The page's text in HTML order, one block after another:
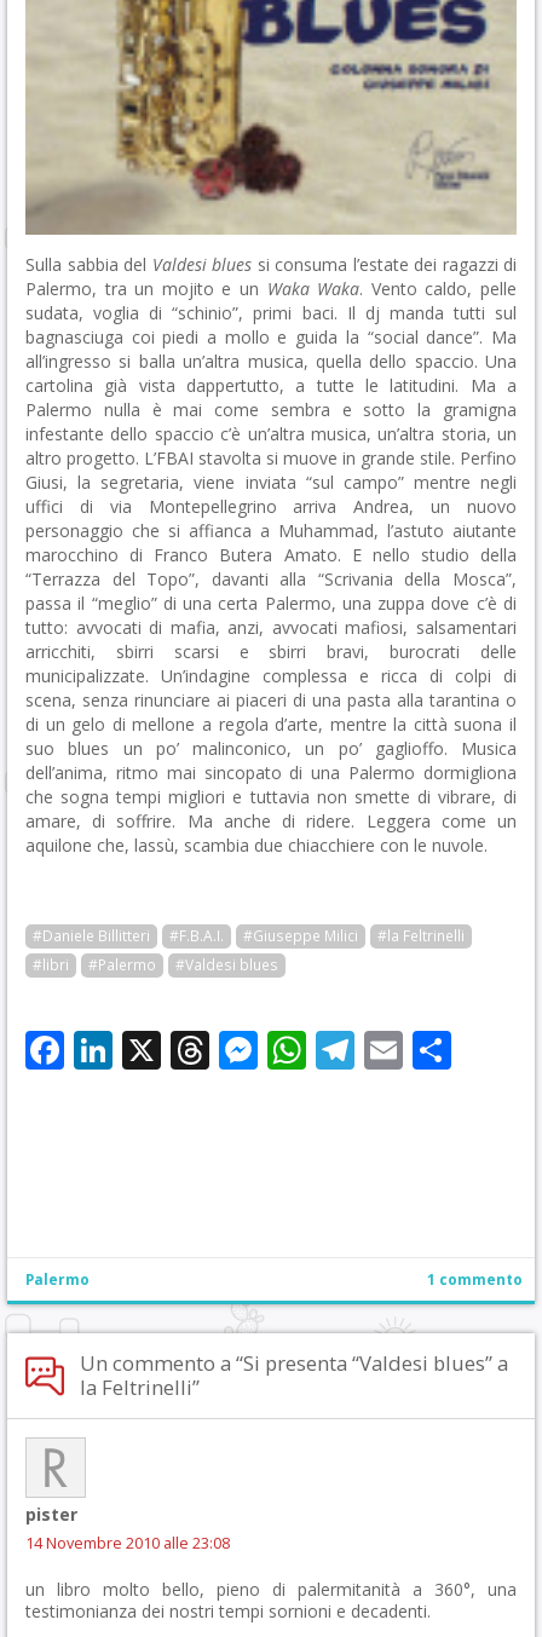
Sulla sabbia del Valdesi blues si consuma l’estate dei ragazzi di
Palermo, tra un mojito e un Waka Waka. Vento caldo, pelle
sudata, voglia di “schinio”, primi baci. Il dj manda tutti sul
bagnasciuga coi piedi a mollo e guida la “social dance”. Ma
all’ingresso si balla un’altra musica, quella dello spaccio. Una
cartolina già vista dappertutto, a tutte le latitudini. Ma a
Palermo nulla è mai come sembra e sotto la gramigna
infestante dello spaccio c’è un’altra musica, un’altra storia, un
altro progetto. L’FBAI stavolta si muove in grande stile. Perfino
Giusi, la segretaria, viene inviata “sul campo” mentre negli
uffici di via Montepellegrino arriva Andrea, un nuovo
personaggio che si affianca a Muhammad, l’astuto aiutante
marocchino di Franco Butera Amato. E nello studio della
“Terrazza del Topo”, davanti alla “Scrivania della Mosca”,
passa il “meglio” di una certa Palermo, una zuppa dove c’è di
tutto: avvocati di mafia, anzi, avvocati mafiosi, salsamentari
arricchiti, sbirri scarsi e sbirri bravi, burocrati delle
municipalizzate. Un’indagine complessa e ricca di colpi di
scena, senza rinunciare ai piaceri di una pasta alla tarantina o
di un gelo di mellone a regola d’arte, mentre la città suona il
suo blues un po’ malinconico, un po’ gaglioffo. Musica
dell’anima, ritmo mai sincopato di una Palermo dormigliona
che sogna tempi migliori e tuttavia non smette di vibrare, di
amare, di soffrire. Ma anche di ridere. Leggera come un
aquilone che, lassù, scambia due chiacchiere con le nuvole.
#Daniele Billitteri #F.B.A.I. #Giuseppe Milici
#la Feltrinelli
#libri
#Palermo #Valdesi blues
Facebook
LinkedIn
X Threads
Messenger
WhatsApp
Telegram
Email
Palermo 1 commento
Un commento a “Si presenta “Valdesi blues” a
la Feltrinelli”
pister
14 Novembre 2010 alle 23:08
un libro molto bello, pieno di palermitanità a 360°, una
testimonianza dei nostri tempi sornioni e decadenti.